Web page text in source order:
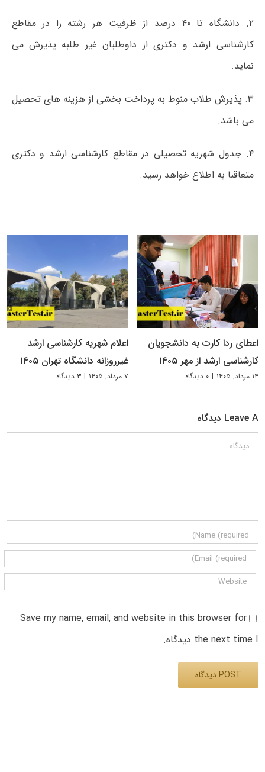
۲. دانشگاه تا ۴۰ درصد از ظرفیت هر رشته را در مقاطع
کارشناسی ارشد و دکتری از داوطلبان غیر طلبه پذیرش می
نماید.
۳. پذیرش طلاب منوط به پرداخت بخشی از هزینه های تحصیل
می باشد.
۴. جدول
شهریه تحصیلی در مقاطع کارشناسی ارشد و دکتری
متعاقبا به اطلاع خواهد رسید.
اعطای ردا کارت به دانشجویان
کارشناسی ارشد از مهر ۱۴۰۵
۱۴ مرداد, ۱۴۰۵ | ۰ دیدگاه
اعلام شهریه کارشناسی ارشد
غیرروزانه دانشگاه تهران ۱۴۰۵
۷ مرداد, ۱۴۰۵ | ۳ دیدگاه
Leave A دیدگاه
دیدگاه
Save my name, email, and website in this browser for
the next time I دیدگاه.